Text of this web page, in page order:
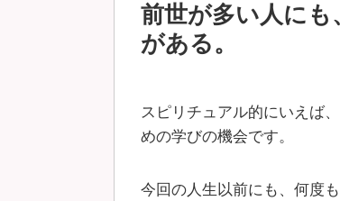
前世が多い人にも
がある。
スピリチュアル的にいえば
めの学びの機会です。
今回の人生以前にも、何度